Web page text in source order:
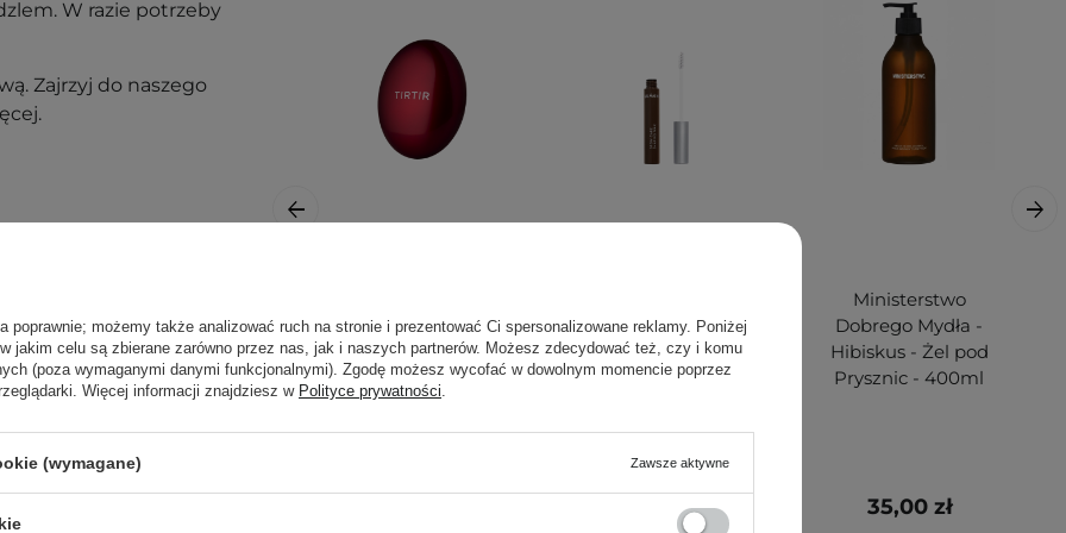
W razie potrzeby
Zajrzyj do naszego
podrażnienia,
w zacienionym
nie wpłyną na
Red Cushion -
Długotrwały
Podkład do Twarzy
w Poduszce - 13C
Fair - 18g
Care Shaping Wax
- Wosk do Brwi - 3
Dark Brown - 5ml
25,00 zł
Ministerstwo
Dobrego Mydła -
Hibiskus - Żel pod
Prysznic - 400ml
35,00 zł
poprawnie; możemy także analizować ruch na stronie i prezentować Ci spersonalizowane reklamy. Poniżej
jakim celu są zbierane zarówno przez nas, jak i naszych partnerów. Możesz zdecydować też, czy i komu
(poza wymaganymi danymi funkcjonalnymi). Zgodę możesz wycofać w dowolnym momencie poprzez
Więcej informacji znajdziesz w Polityce prywatności.
(wymagane) Zawsze aktywne